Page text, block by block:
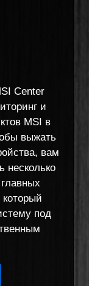
Center
и
MSI в
выжать
вам
несколько
под